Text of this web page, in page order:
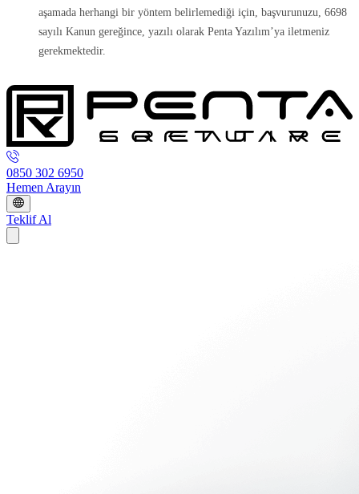
aşamada herhangi bir yöntem belirlemediği için, başvurunuzu, 6698
sayılı Kanun gereğince, yazılı olarak Penta Yazılım’ya iletmeniz
gerekmektedir.
0850 302 6950
Hemen Arayın
Teklif Al